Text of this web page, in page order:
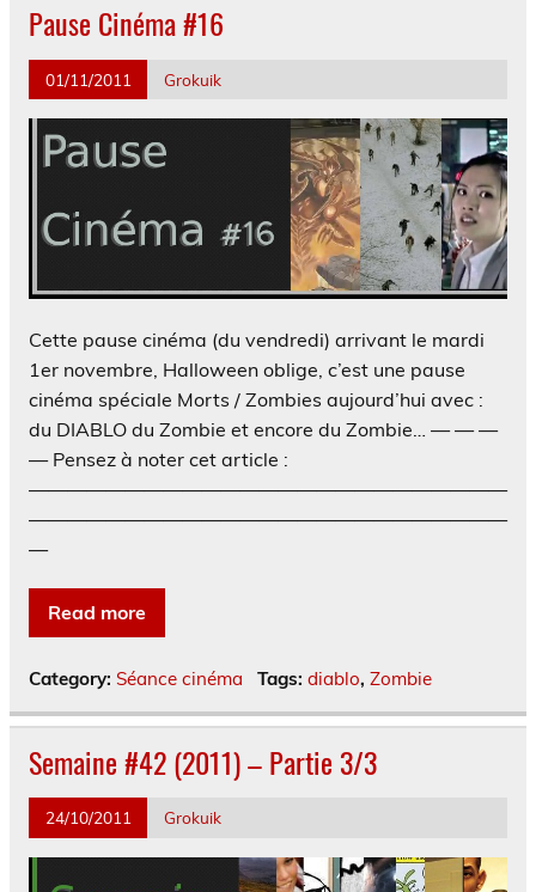
Pause Cinéma #16
01/11/2011 Grokuik
Cette pause cinéma (du vendredi) arrivant le mardi
1er novembre, Halloween oblige, c’est une pause
cinéma spéciale Morts / Zombies aujourd’hui avec :
du DIABLO du Zombie et encore du Zombie… — — —
— Pensez à noter cet article :
—————————————————————————
—————————————————————————
—
Read more
Category: Séance cinéma Tags: diablo, Zombie
Semaine #42 (2011) – Partie 3/3
24/10/2011 Grokuik